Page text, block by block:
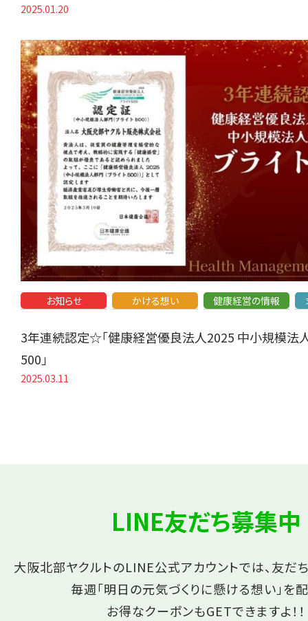
2025.01.20
お知らせ かける想い 健康経営の情報
3年連続認定☆「健康経営優良法人2025 中小規模法
500」
2025.03.11
LINE友だち募集中
大阪北部ヤクルトのLINE公式アカウントでは、友だ
毎週「明日の元気づくりに懸ける想い」を
お得なクーポンもGETできますよ！！